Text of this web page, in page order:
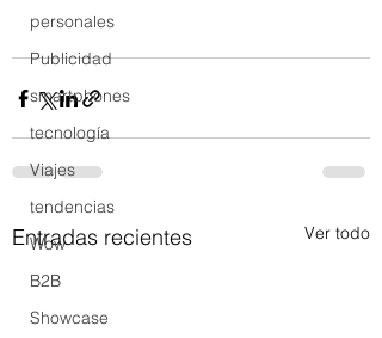
personales
Publicidad
smartphones
tecnología
Viajes
tendencias
Wow
B2B
Showcase
Entradas recientes Ver todo